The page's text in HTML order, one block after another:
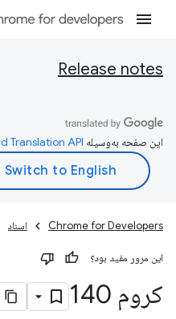
Release notes
این صفحه به‌وسیله
Chrome for Developers اسناد
این مرور مفید بود؟
کروم 140